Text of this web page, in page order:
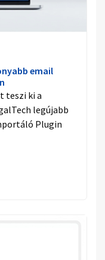
email
teszi ki a
legújabb
Plugin